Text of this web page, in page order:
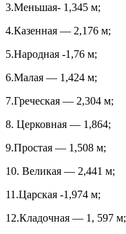
3.Меньшая- 1,345 м;
4.Казенная — 2,176 м;
5.Народная -1,76 м;
6.Малая — 1,424 м;
7.Греческая — 2,304 м;
8. Церковная — 1,864;
9.Простая — 1,508 м;
10. Великая — 2,441 м;
11.Царская -1,974 м;
12.Кладочная — 1, 597 м;